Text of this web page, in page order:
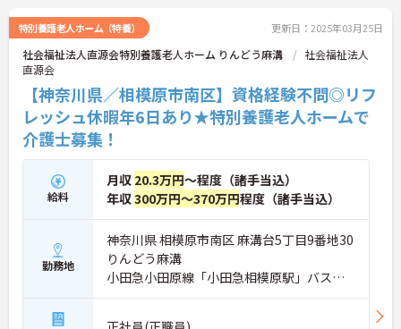
細をお話致しますのでお気軽にご相談ください。
特別養護老人ホーム（特養） 更新日：2025年03月25日
社会福祉法人直源会特別養護老人ホーム りんどう麻溝
社会福祉法人
直源会
【神奈川県／相模原市南区】資格経験不問◎リフ
レッシュ休暇年6日あり★特別養護老人ホームで
介護士募集！
給料
月収 20.3万円～程度（諸手当込）
年収300万円～370万円程度（諸手当込）
勤務地
神奈川県 相模原市南区 麻溝台5丁目9番地30
りんどう麻溝
小田急小田原線「小田急相模原駅」バス・
車16分